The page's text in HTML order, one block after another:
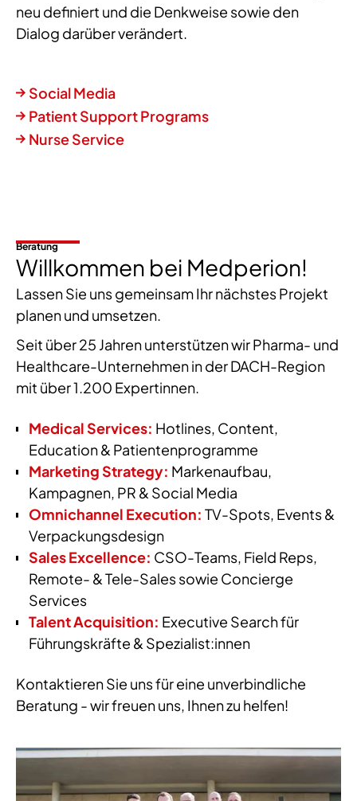
neu definiert und die Denkweise sowie den
Dialog darüber verändert.
Social Media
Patient Support Programs
Nurse Service
Beratung
Willkommen bei Medperion!
Lassen Sie uns gemeinsam Ihr nächstes Projekt
planen und umsetzen.
Seit über 25 Jahren unterstützen wir Pharma- und
Healthcare-Unternehmen in der DACH-Region
mit über 1.200 Expertinnen.
Medical Services: Hotlines, Content,
Education & Patientenprogramme
Marketing Strategy: Markenaufbau,
Kampagnen, PR & Social Media
Omnichannel Execution: TV-Spots, Events &
Verpackungsdesign
Sales Excellence: CSO-Teams, Field Reps,
Remote- & Tele-Sales sowie Concierge
Services
Talent Acquisition: Executive Search für
Führungskräfte & Spezialist:innen
Kontaktieren Sie uns für eine unverbindliche
Beratung - wir freuen uns, Ihnen zu helfen!